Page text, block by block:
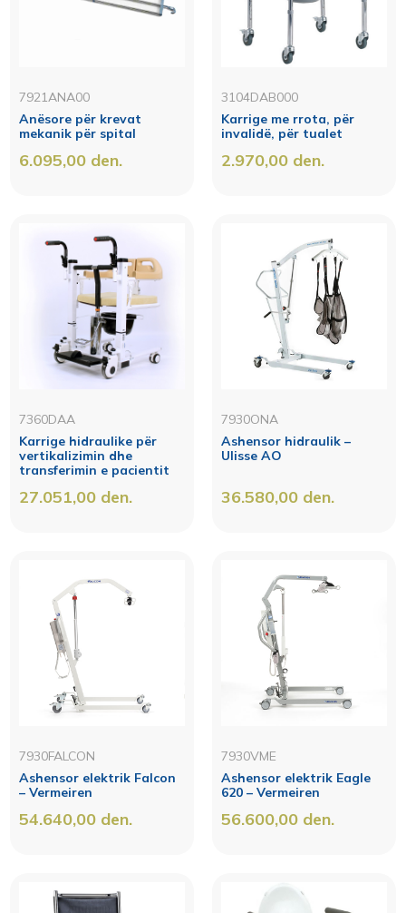
7921ANA00
Anësore për krevat
mekanik për spital
6.095,00 den.
3104DAB000
Karrige me rrota, për
invalidë, për tualet
2.970,00 den.
7360DAA
Karrige hidraulike për
vertikalizimin dhe
transferimin e pacientit
27.051,00 den.
7930ONA
Ashensor hidraulik –
Ulisse AO
36.580,00 den.
7930FALCON
Ashensor elektrik Falcon
– Vermeiren
54.640,00 den.
7930VME
Ashensor elektrik Eagle
620 – Vermeiren
56.600,00 den.